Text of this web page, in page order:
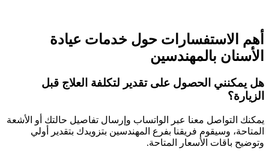
أهم الاستفسارات حول خدمات عيادة
الأسنان بالمهندسين
هل يمكنني الحصول على تقدير لتكلفة العلاج قبل
الزيارة؟
يمكنك التواصل معنا عبر الواتساب وإرسال تفاصيل حالتك أو الأشعة
المتاحة، وسيقوم فريقنا بفرع المهندسين بتزويدك بتقدير أولي
وتوضيح باقات الأسعار المتاحة.